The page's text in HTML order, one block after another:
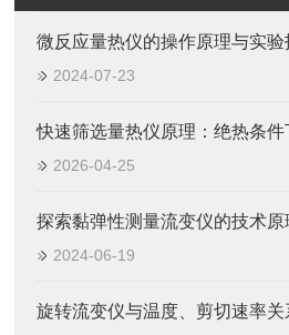
微反应量热仪的操作原理与实验
2024-07-23
快速筛选量热仪原理：绝热条
2026-04-25
探索黏弹性测量流变仪的技术
2024-06-19
旋转流变仪与温度、剪切速率